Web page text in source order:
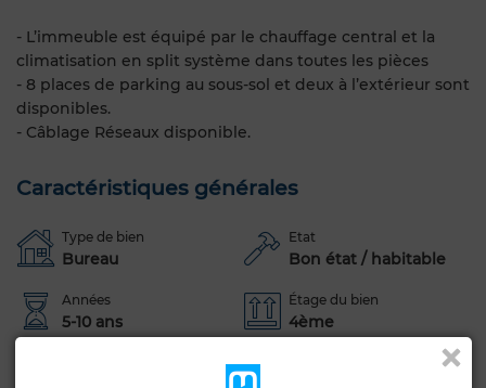
- L’immeuble est équipé par le chauffage central et la
climatisation en split système dans toutes les pièces
- 8 places de parking au sous-sol et deux à l’extérieur sont
disponibles.
- Câblage Réseaux disponible.
Caractéristiques générales
Type de bien
Bureau
Etat
Bon état / habitable
Années
5-10 ans
Étage du bien
4ème